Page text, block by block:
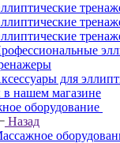
для
в нашем магазине
оборудование
Назад